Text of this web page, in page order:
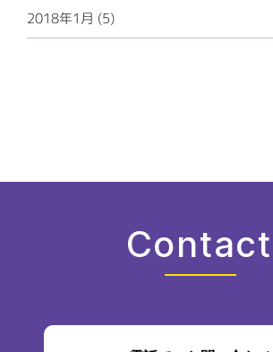
2018年1月 (5)
Contact